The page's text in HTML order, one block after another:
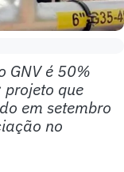
GNV é 50%
que
em setembro
no